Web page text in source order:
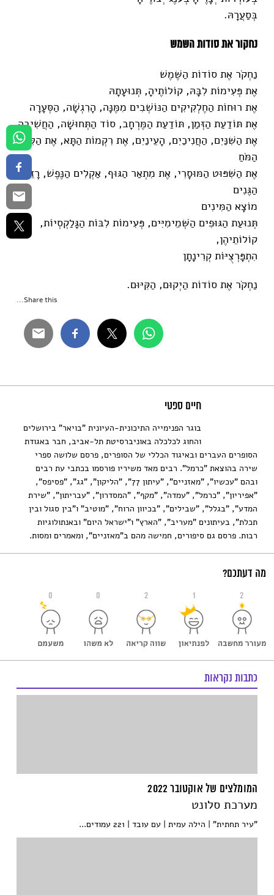
בְּסַעֲרָהּ.
נחקור את סודות השמש
נַחְקֹר אֶת סוֹדוֹת הַשֶּׁמֶשׁ
אֶת פְּעִימוֹת לִבָּהּ, קוֹלוֹתֶיהָ, תְּנוּעָתָהּ
אֶת רוּחוֹת הַחֶלְקִיקִים הַנּוֹשְׁבִים מִמֶּנָּה, הָרִגְשָׁה, הַסְּעָרָה
אֶת תּוֹדַעַת הַזְּמַן, תּוֹדַעַת הַמֶּרְחָב, סוֹד הַתְּחוּשָׁה, הַחֲשִׁיבָה
אֶת הַשִּׁנַּיִם, הַחֲנִיכַיִם, הָעֵינַיִם, אֶת רִקְמוֹת הַתָּא, אֶת הַלֵּב,
הַמֹּחַ
אֶת הַשִּׁפּוּט הַמּוּסָרִי, אֶת מִתְאַר הַגּוּף, אַקְלִים הַנֶּפֶשׁ, רָזֵי
הַגֶּנִים
מוֹצָא הַמִּינִים
תְּנוּעַת הַגּוּפִים הַשְּׁמֵימִיִּים, פְּעִימוֹת לִבּוֹת הַגָּלַקְסְיוֹת,
קוֹלוֹתֵיהֶן,
הִתְפָּרְצֻיּוֹת קְרִינָתָן
נַחְקֹר אֶת סוֹדוֹת הַיְקוּם, הַקִּיּוּם.
Share this...
חיים ספטי
בוגר הפנימייה התיכונית-העיונית "בויאר" בירושלים
והחוג לכלכלה באוניברסיטת תל-אביב, חבר באגודת
הסופרים העברים ובאיגוד הכללי של הסופרים, פרסם שלושה ספרי
שירה בהוצאת "כרמל". רבים מאד משיריו פורסמו בכתבי עת רבים
ובהם "עכשיו", "מאזניים", "עיתון 77", "הליקון", "גג", "פסיפס",
"אפיריון", "כרמל", "עמדה", "מקף", "המסדרון", "עבריתון", "שירת
המדע", "בגלל", "שבילים", "בכיוון הרוח", "מוטיב" ו"בין סגול ובין
תכלת", בעיתונים "מעריב", "הארץ" ו"ישראל היום" ובאנתולוגיות
רבות. פרסם גם סיפורים, חמישה מהם ב"מאזניים", ומאמרים ומסות.
מה דעתכם?
0 0 2 1 2
כתבות נקראות
המומלצים של אוקטובר 2022
מערכת סלונט
"עיר תחתית" | הילה עמית | עם עובד | 221 עמודים...